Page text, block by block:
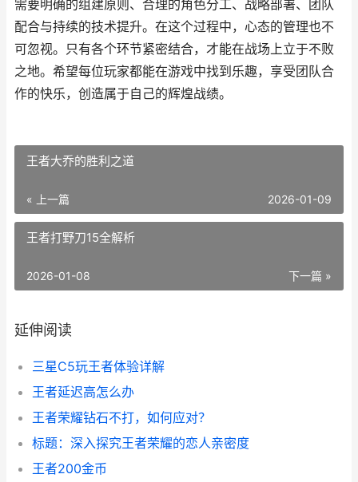
需要明确的组建原则、合理的角色分工、战略部署、团队
配合与持续的技术提升。在这个过程中，心态的管理也不
可忽视。只有各个环节紧密结合，才能在战场上立于不败
之地。希望每位玩家都能在游戏中找到乐趣，享受团队合
作的快乐，创造属于自己的辉煌战绩。
王者大乔的胜利之道
« 上一篇 2026-01-09
王者打野刀15全解析
下一篇 »
2026-01-08
延伸阅读
三星C5玩王者体验详解
王者延迟高怎么办
王者荣耀钻石不打，如何应对？
标题：深入探究王者荣耀的恋人亲密度
王者200金币